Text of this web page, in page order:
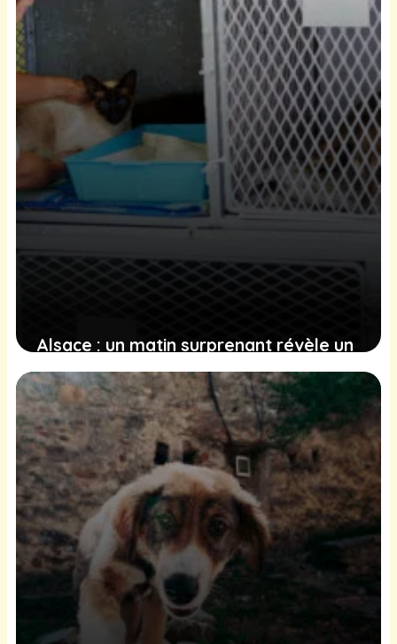
Alsace : un matin surprenant révèle un
chaton perdu au refuge de Colmar
4 février 2025